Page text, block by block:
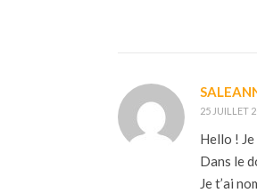
25 JUILLET
Hello !
Dans le
Je t’ai